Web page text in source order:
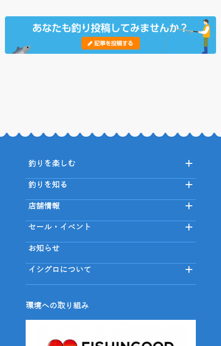
釣りを楽しむ
釣りを知る
店舗情報
セール・イベント
お知らせ
イシグロについて
環境への取り組み